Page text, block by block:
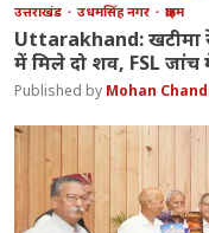
उत्तराखंड उधमसिंह नगर क्राइम
Uttarakhand: खटीमा
में मिले दो शव, FSL जांच
Mohan